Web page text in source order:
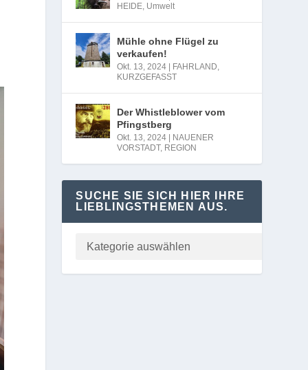
HEIDE, Umwelt
Mühle ohne Flügel zu
verkaufen!
Okt. 13, 2024 FAHRLAND,
KURZGEFASST
Der Whistleblower vom
Pfingstberg
Okt. 13, 2024
NAUENER
VORSTADT, REGION
SUCHE SIE SICH HIER IHRE
LIEBLINGSTHEMEN AUS.